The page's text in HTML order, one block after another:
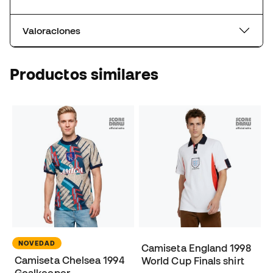
Valoraciones
Productos similares
NOVEDAD
Camiseta Chelsea 1994
Camiseta England 1998
World Cup Finals shirt